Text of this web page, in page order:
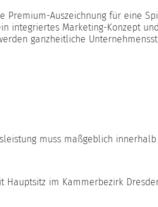
Premium-Auszeichnung für eine
integriertes Marketing-Konzept
ganzheitliche
muss maßgeblich
Hauptsitz im Kammerbezirk